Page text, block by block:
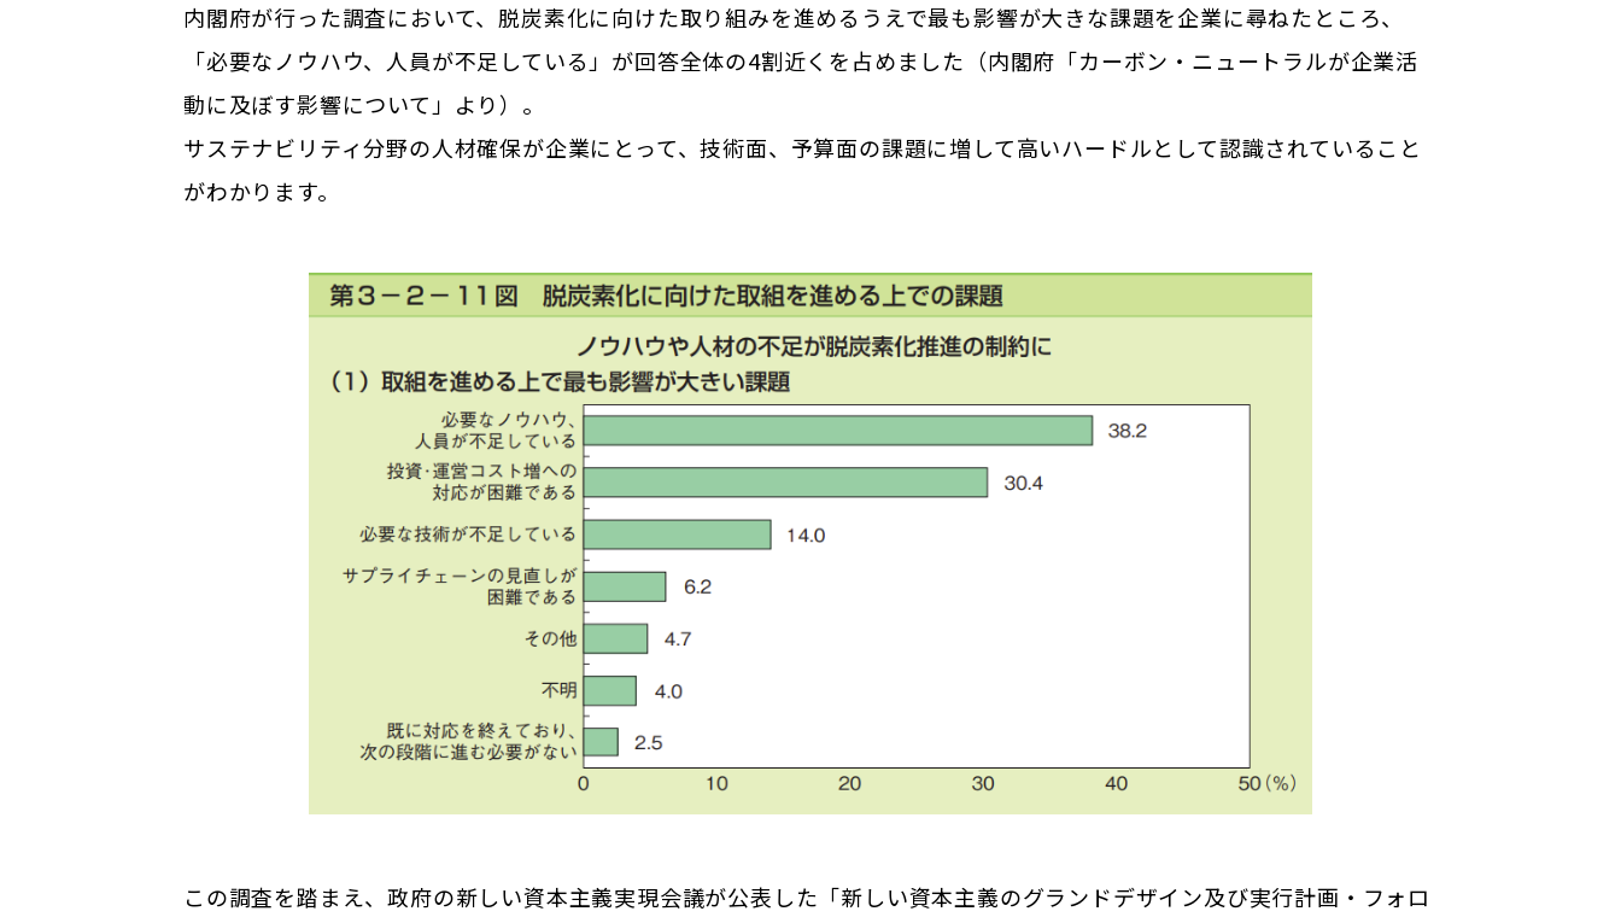
内閣府が行った調査において、脱炭素化に向けた取り組みを進めるうえで最も影響が大きな課題を企業に尋ねたところ、
「必要なノウハウ、人員が不足している」が回答全体の4割近くを占めました（内閣府「カーボン・ニュートラルが企業活
動に及ぼす影響について」より）。
サステナビリティ分野の人材確保が企業にとって、技術面、予算面の課題に増して高いハードルとして認識されていること
がわかります。
この調査を踏まえ、政府の新しい資本主義実現会議が公表した「新しい資本主義のグランドデザイン及び実行計画・フォロ